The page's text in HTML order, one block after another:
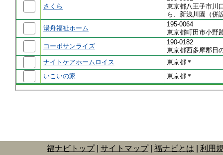
さくら
東京都八王子市川
ら、新浅川園（併
湯舟福祉ホーム
195-0064
東京都町田市小野
コーポサンライズ
190-0182
東京都西多摩郡日
ナイトケアホームロイス
東京都＊
いこいの家
東京都＊
福ナビトップ サイトマップ 福ナビとは
利用